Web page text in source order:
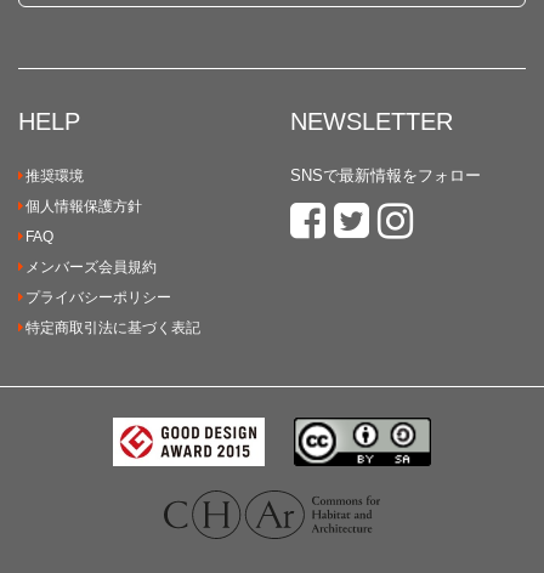
HELP
推奨環境
個人情報保護方針
FAQ
メンバーズ会員規約
プライバシーポリシー
特定商取引法に基づく表記
NEWSLETTER
SNSで最新情報をフォロー